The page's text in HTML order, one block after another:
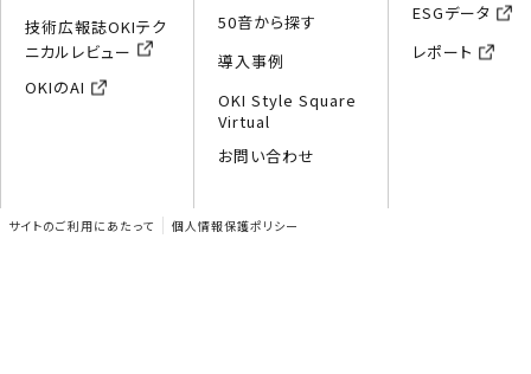
技術広報誌OKIテク
ニカルレビュー
OKIのAI
50音から探す
導入事例
OKI Style Square
Virtual
お問い合わせ
ESGデータ
レポート
サイトのご利用にあたって 個人情報保護ポリシー